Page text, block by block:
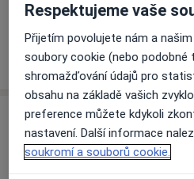
Tento specialista ještě
svých
Adresa
Nemocnice Třinec
Respektujeme vaše
Přijetím povolujete nám a
soubory cookie (nebo podobné
shromažďování údajů pro
obsahu na základě vašich
preference můžete kdykoli
nastavení. Další informace
soukromí a souborů cookie.